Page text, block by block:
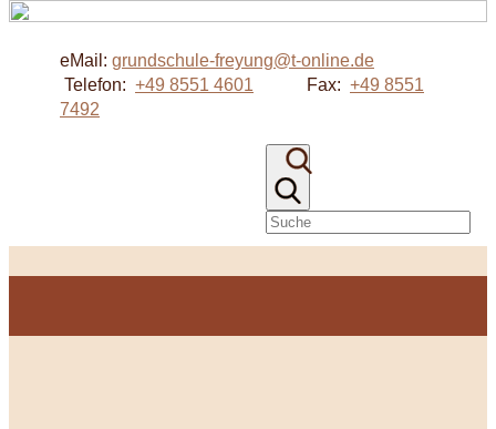
eMail: grundschule-freyung@t-online.de
Telefon: +49 8551 4601 Fax: +49 8551
7492